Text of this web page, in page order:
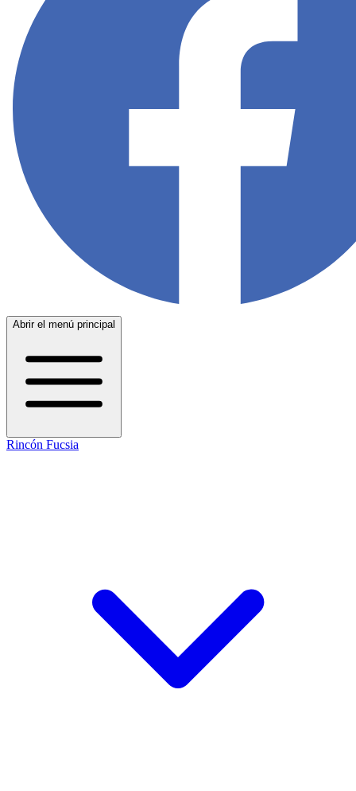
Abrir el menú principal
Rincón Fucsia